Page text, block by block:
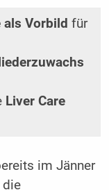
als Vorbild für
Liver Care
im Jänner
die